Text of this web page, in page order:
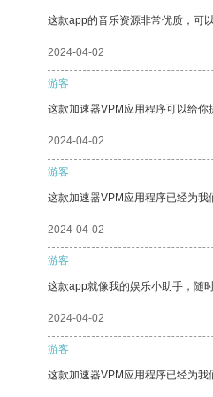
这款app的音乐资源非常优质，可
2024-04-02
游客
这款加速器VPM应用程序可以给你
2024-04-02
游客
这款加速器VPM应用程序已经为
2024-04-02
游客
这款app就像我的娱乐小助手，随
2024-04-02
游客
这款加速器VPM应用程序已经为